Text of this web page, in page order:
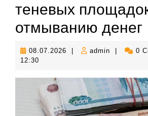
теневых
отмыванию денег
08.07.2026 08.07.2026
admin admin 0
12:30